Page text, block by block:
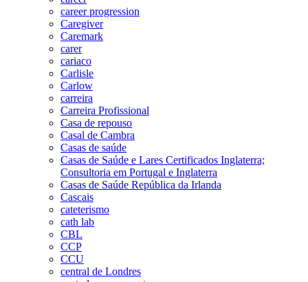
career progression
Caregiver
Caremark
carer
cariaco
Carlisle
Carlow
carreira
Carreira Profissional
Casa de repouso
Casal de Cambra
Casas de saúde
Casas de Saúde e Lares Certificados Inglaterra;
Consultoria em Portugal e Inglaterra
Casas de Saúde República da Irlanda
Cascais
cateterismo
cath lab
CBL
CCP
CCU
central de Londres